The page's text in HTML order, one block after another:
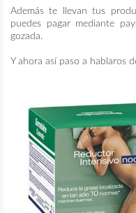
Además te llevan tus
puedes pagar mediante
gozada.
Y ahora así paso a hablaros